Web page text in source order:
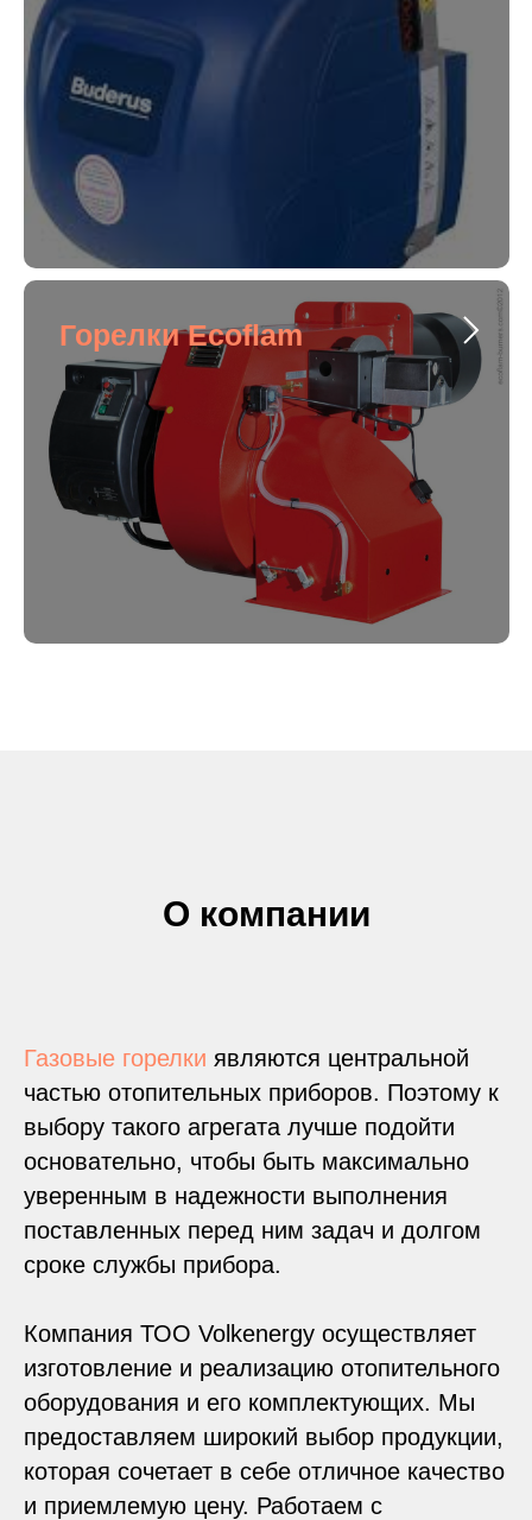
Горелки Ecoflam
О компании
Газовые горелки являются центральной
частью отопительных приборов. Поэтому к
выбору такого агрегата лучше подойти
основательно, чтобы быть максимально
уверенным в надежности выполнения
поставленных перед ним задач и долгом
сроке службы прибора.
Компания ТОО Volkenergy осуществляет
изготовление и реализацию отопительного
оборудования и его комплектующих. Мы
предоставляем широкий выбор продукции,
которая сочетает в себе отличное качество
и приемлемую цену. Работаем с